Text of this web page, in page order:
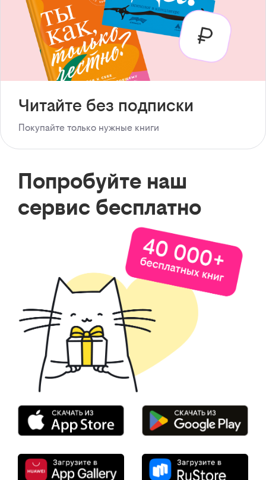
Читайте без подписки
Покупайте только нужные книги
Попробуйте наш
сервис бесплатно